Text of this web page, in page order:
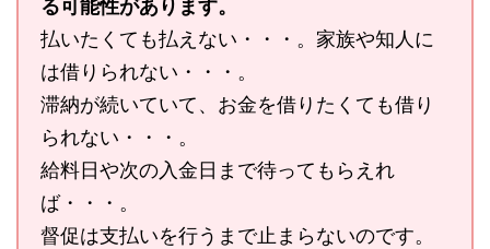
る可能性があります。
払いたくても払えない・・・。家族や知人に
は借りられない・・・。
滞納が続いていて、お金を借りたくても借り
られない・・・。
給料日や次の入金日まで待ってもらえれ
ば・・・。
督促は支払いを行うまで止まらないのです。